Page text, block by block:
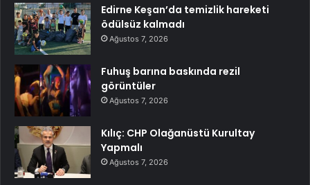
Edirne Keşan’da temizlik hareketi
ödülsüz kalmadı
Ağustos 7, 2026
Fuhuş barına baskında rezil
görüntüler
Ağustos 7, 2026
Kılıç: CHP Olağanüstü Kurultay
Yapmalı
Ağustos 7, 2026